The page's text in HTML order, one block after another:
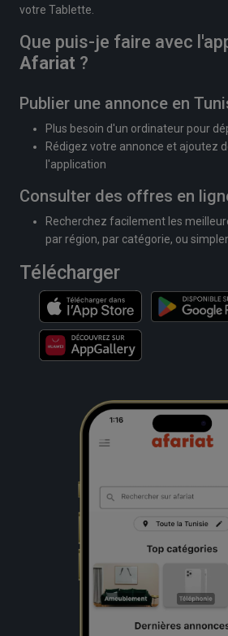
votre Tablette.
Que puis-je faire avec
Afariat ?
Publier une annonce en
Plus besoin d'un ordinateur pour
Rédigez votre annonce et ajoutez
l'application
Consulter des offres en
Recherchez facilement les
par région, par catégorie, ou
Télécharger